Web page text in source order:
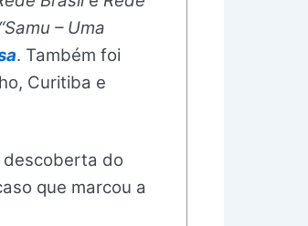
“Samu – Uma
. Também foi
Curitiba e
descoberta do
que marcou a